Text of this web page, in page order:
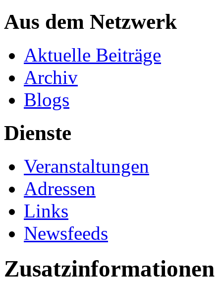
Aus dem Netzwerk
Aktuelle Beiträge
Archiv
Blogs
Dienste
Veranstaltungen
Adressen
Links
Newsfeeds
Zusatzinformationen